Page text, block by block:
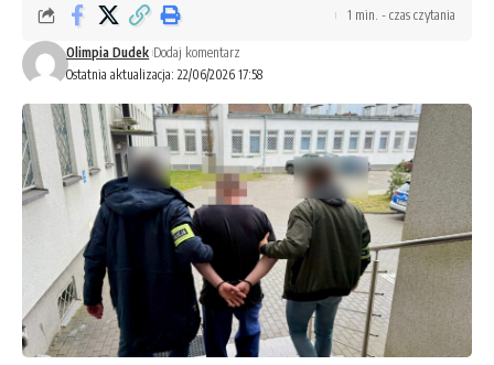
Ostatnia aktualizacja: 22/06/2026 17:58
Olimpia Dudek Dodaj komentarz
1 min. - czas czytania